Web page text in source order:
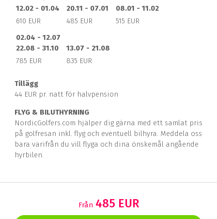
12.02 - 01.04
20.11 - 07.01
08.01 - 11.02
610 EUR
485 EUR
515 EUR
02.04 - 12.07
22.08 - 31.10
13.07 - 21.08
785 EUR
835 EUR
Tillägg
44 EUR pr. natt för halvpension
FLYG & BILUTHYRNING
NordicGolfers.com hjälper dig gärna med ett samlat pris
på golfresan inkl. flyg och eventuell bilhyra. Meddela oss
bara varifrån du vill flyga och dina önskemål angående
hyrbilen.
Från 485 EUR